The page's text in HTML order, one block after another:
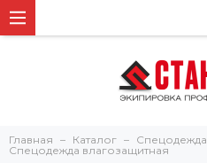
Главная Каталог Спецодежда
Спецодежда влагозащитная